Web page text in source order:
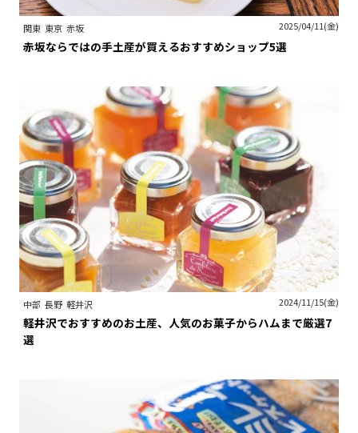
関東 東京 赤坂 2025/04/11(金)
赤坂ならではの手土産が買えるおすすめショップ5選
中部 長野 軽井沢 2024/11/15(金)
軽井沢でおすすめのお土産、人気のお菓子からハムまで厳選7
選